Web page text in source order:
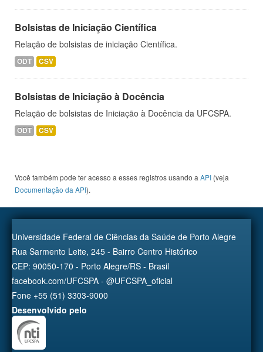
Bolsistas de Iniciação Científica
Relação de bolsistas de iniciação Científica.
ODT CSV
Bolsistas de Iniciação à Docência
Relação de bolsistas de Iniciação à Docência da UFCSPA.
ODT CSV
Você também pode ter acesso a esses registros usando a API (veja
Documentação da API).
Universidade Federal de Ciências da Saúde de Porto Alegre
Rua Sarmento Leite, 245 - Bairro Centro Histórico
CEP: 90050-170 - Porto Alegre/RS - Brasil
facebook.com/UFCSPA - @UFCSPA_oficial
Fone +55 (51) 3303-9000
Desenvolvido pelo